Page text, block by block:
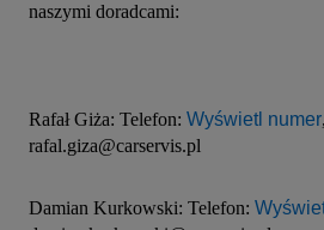
naszymi doradcami:
Rafał Giża: Telefon: Wyświetl numer
rafal.giza@carservis.pl
Damian Kurkowski: Telefon: